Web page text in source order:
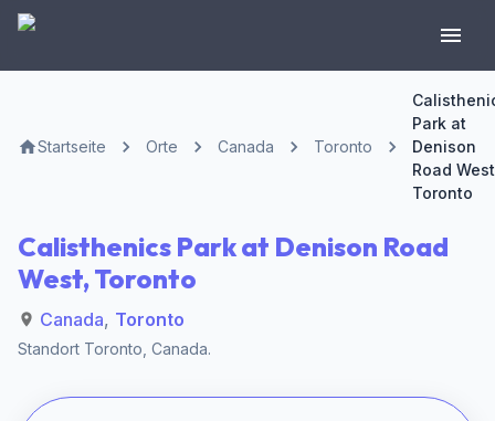
Startseite Orte Canada Toronto
Park at
Denison
Road
Toronto
Calisthenics Park at Denison Road
West, Toronto
Canada, Toronto
Standort Toronto Canada.